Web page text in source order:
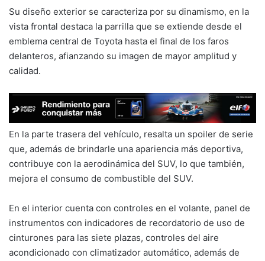
Su diseño exterior se caracteriza por su dinamismo, en la
vista frontal destaca la parrilla que se extiende desde el
emblema central de Toyota hasta el final de los faros
delanteros, afianzando su imagen de mayor amplitud y
calidad.
En la parte trasera del vehículo, resalta un spoiler de serie
que, además de brindarle una apariencia más deportiva,
contribuye con la aerodinámica del SUV, lo que también,
mejora el consumo de combustible del SUV.
En el interior cuenta con controles en el volante, panel de
instrumentos con indicadores de recordatorio de uso de
cinturones para las siete plazas, controles del aire
acondicionado con climatizador automático, además de